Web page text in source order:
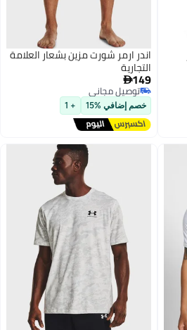
اندر ارمر شورت مزين بشعار العلامة
التجارية
149
توصيل مجاني
توصيل مجاني
خصم إضافي %15 + 1